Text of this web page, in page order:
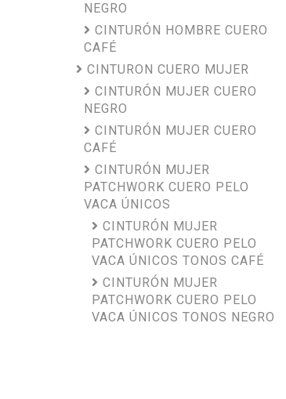
NEGRO
CINTURÓN HOMBRE CUERO
CAFÉ
CINTURON CUERO MUJER
CINTURÓN MUJER CUERO
NEGRO
CINTURÓN MUJER CUERO
CAFÉ
CINTURÓN MUJER
PATCHWORK CUERO PELO
VACA ÚNICOS
CINTURÓN MUJER
PATCHWORK CUERO PELO
VACA ÚNICOS TONOS CAFÉ
CINTURÓN MUJER
PATCHWORK CUERO PELO
VACA ÚNICOS TONOS NEGRO